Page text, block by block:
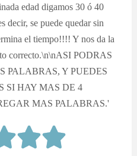
edad digamos 30 ó 40
decir, se puede quedar sin
el tiempo!!!! Y nos da la
correcto.\n\nASI PODRAS
PALABRAS, Y PUEDES
SI HAY MAS DE 4
MAS PALABRAS.'